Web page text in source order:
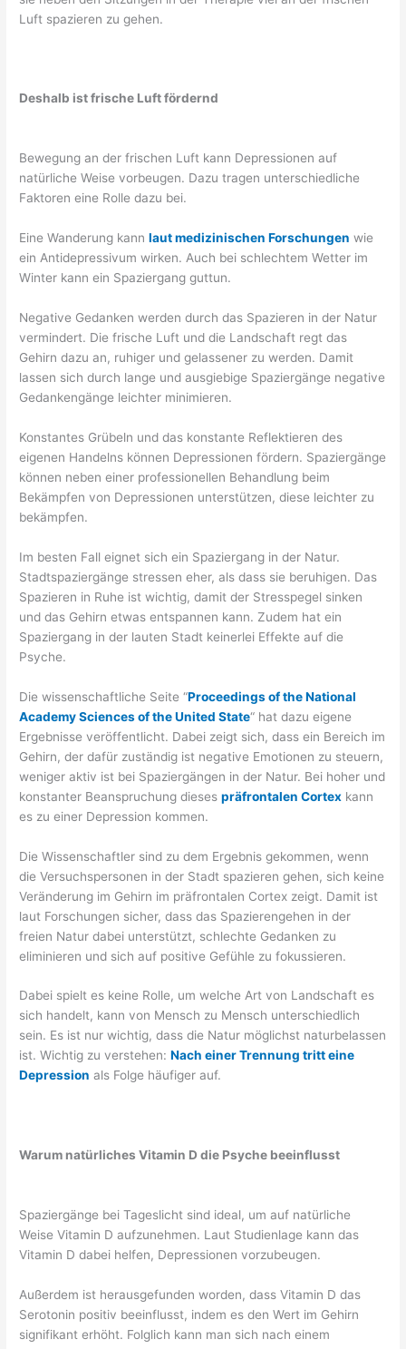
Luft spazieren zu gehen.
Deshalb ist frische Luft fördernd
Bewegung an der frischen Luft kann Depressionen auf
natürliche Weise vorbeugen. Dazu tragen unterschiedliche
Faktoren eine Rolle dazu bei.
Eine Wanderung kannlaut medizinischen Forschungen wie
ein Antidepressivum wirken. Auch bei schlechtem Wetter im
Winter kann ein Spaziergang guttun.
Negative Gedanken werden durch das Spazieren in der Natur
vermindert. Die frische Luft und die Landschaft regt das
Gehirn dazu an, ruhiger und gelassener zu werden. Damit
lassen sich durch lange und ausgiebige Spaziergänge negative
Gedankengänge leichter minimieren.
Konstantes Grübeln und das konstante Reflektieren des
eigenen Handelns können Depressionen fördern. Spaziergänge
können neben einer professionellen Behandlung beim
Bekämpfen von Depressionen unterstützen, diese leichter zu
bekämpfen.
Im besten Fall eignet sich ein Spaziergang in der Natur.
Stadtspaziergänge stressen eher, als dass sie beruhigen. Das
Spazieren in Ruhe ist wichtig, damit der Stresspegel sinken
und das Gehirn etwas entspannen kann. Zudem hat ein
Spaziergang in der lauten Stadt keinerlei Effekte auf die
Psyche.
Die wissenschaftliche Seite “Proceedings of the National
Academy Sciences of the United State“ hat dazu eigene
Ergebnisse veröffentlicht. Dabei zeigt sich, dass ein Bereich im
Gehirn, der dafür zuständig ist negative Emotionen zu steuern,
weniger aktiv ist bei Spaziergängen in der Natur. Bei hoher und
konstanter Beanspruchung diesespräfrontalen Cortex kann
es zu einer Depression kommen.
Die Wissenschaftler sind zu dem Ergebnis gekommen, wenn
die Versuchspersonen in der Stadt spazieren gehen, sich keine
Veränderung im Gehirn im präfrontalen Cortex zeigt. Damit ist
laut Forschungen sicher, dass das Spazierengehen in der
freien Natur dabei unterstützt, schlechte Gedanken zu
eliminieren und sich auf positive Gefühle zu fokussieren.
Dabei spielt es keine Rolle, um welche Art von Landschaft es
sich handelt, kann von Mensch zu Mensch unterschiedlich
sein. Es ist nur wichtig, dass die Natur möglichst naturbelassen
ist. Wichtig zu verstehen:Nach einer Trennung tritt eine
Depression als Folge häufiger auf.
Warum natürliches Vitamin D die Psyche beeinflusst
Spaziergänge bei Tageslicht sind ideal, um auf natürliche
Weise Vitamin D aufzunehmen. Laut Studienlage kann das
Vitamin D dabei helfen, Depressionen vorzubeugen.
Außerdem ist herausgefunden worden, dass Vitamin D das
Serotonin positiv beeinflusst, indem es den Wert im Gehirn
signifikant erhöht. Folglich kann man sich nach einem